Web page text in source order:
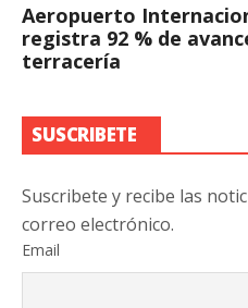
Aeropuerto
registra 92 % de
terracería
SUSCRIBETE
Suscribete y recibe las
correo electrónico.
Email